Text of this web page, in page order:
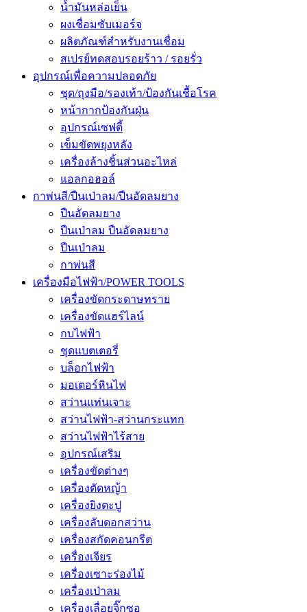
น้ำมันหล่อเย็น
ผงเชื่อมซับเมอร์จ
ผลิตภัณฑ์สำหรับงานเชื่อม
สเปรย์ทดสอบรอยร้าว / รอยรั่ว
อุปกรณ์เพื่อความปลอดภัย
ชุด/ถุงมือ/รองเท้า/ป้องกันเชื้อโรค
หน้ากากป้องกันฝุ่น
อุปกรณ์เซฟตี้
เข็มขัดพยุงหลัง
เครื่องล้างชิ้นส่วนอะไหล่
แอลกอฮอล์
กาพ่นสี/ปืนเป่าลม/ปืนอัดลมยาง
ปืนอัดลมยาง
ปืนเป่าลม ปืนอัดลมยาง
ปืนเป่าลม
กาพ่นสี
เครื่องมือไฟฟ้า/POWER TOOLS
เครื่องขัดกระดาษทราย
เครื่องขัดแฮร์ไลน์
กบไฟฟ้า
ชุดแบตเตอรี่
บล็อกไฟฟ้า
มอเตอร์หินไฟ
สว่านแท่นเจาะ
สว่านไฟฟ้า-สว่านกระแทก
สว่านไฟฟ้าไร้สาย
อุปกรณ์เสริม
เครื่องขัดต่างๆ
เครื่องตัดหญ้า
เครื่องยิงตะปู
เครื่องลับดอกสว่าน
เครื่องสกัดคอนกรีต
เครื่องเจียร
เครื่องเซาะร่องไม้
เครื่องเป่าลม
เครื่องเลื่อยจิ๊กซอ